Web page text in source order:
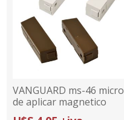
VANGUARD ms-46 micro
de aplicar magnetico
interior